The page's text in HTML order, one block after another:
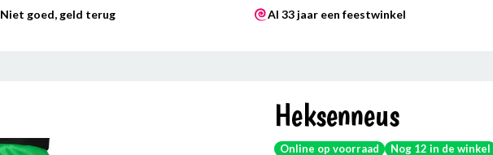
Niet goed, geld terug Al 33 jaar een feestwinkel
Heksenneus
Online op voorraad Nog 12 in de winkel